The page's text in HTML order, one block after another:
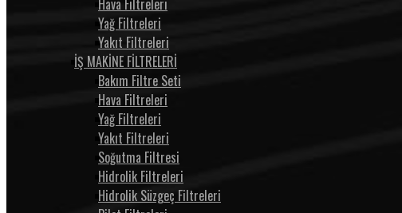
Hava Filtreleri
Yağ Filtreleri
Yakıt Filtreleri
İŞ MAKİNE FİLTRELERİ
Bakım Filtre Seti
Hava Filtreleri
Yağ Filtreleri
Yakıt Filtreleri
Soğutma Filtresi
Hidrolik Filtreleri
Hidrolik Süzgeç Filtreleri